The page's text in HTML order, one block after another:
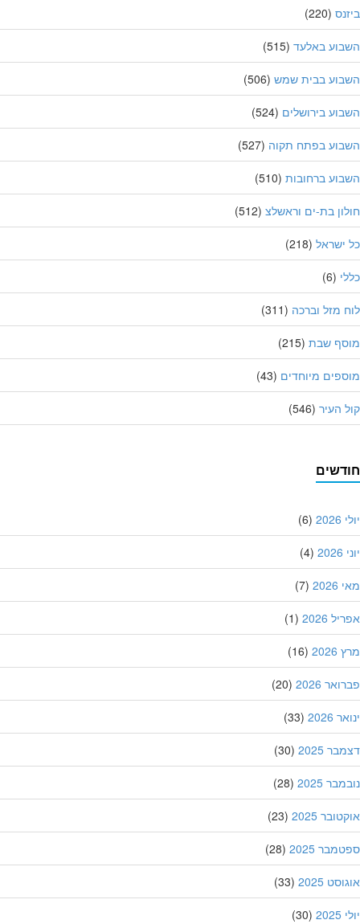
(220)
באלעד(515)
בבית שמש(506)
בירושלים(524)
בפתח תקוה(527)
ברחובות(510)
בת-ים וראשלצ(512)
(218)
(6)
מזל וברכה(311)
שבת(215)
מיוחדים(43)
העיר(546)
(6)
(4)
(7)
2026
(1)
(16)
2026
(20)
2026
(33)
2025
(30)
2025
(28)
2025
(23)
2025
(28)
2025
(33)
(30)